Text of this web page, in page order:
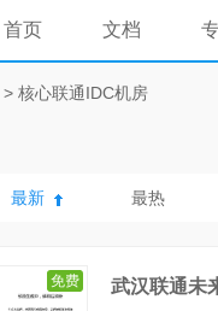
首页 文档
> 核心联通IDC机房
最新 最热
免费 武汉联通未